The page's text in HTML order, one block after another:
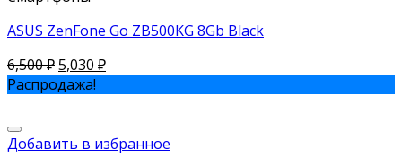
ASUS ZenFone Go ZB500KG 8Gb Black
6,500₽5,030 ₽
Распродажа!
Добавить в избранное